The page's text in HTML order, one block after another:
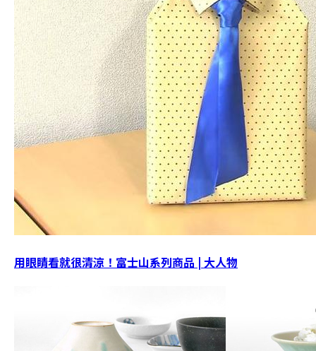
用眼睛看就很清涼！富士山系列商品 | 大人物